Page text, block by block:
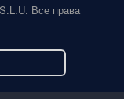
Все права